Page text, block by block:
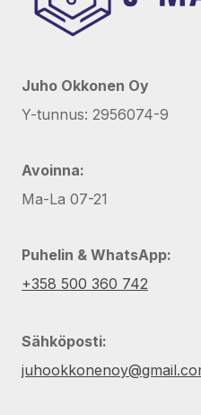
Juho Okkonen Oy
Y-tunnus: 2956074-9
Avoinna:
Ma-La 07-21
Puhelin & WhatsApp:
+358 500 360 742
Sähköposti: